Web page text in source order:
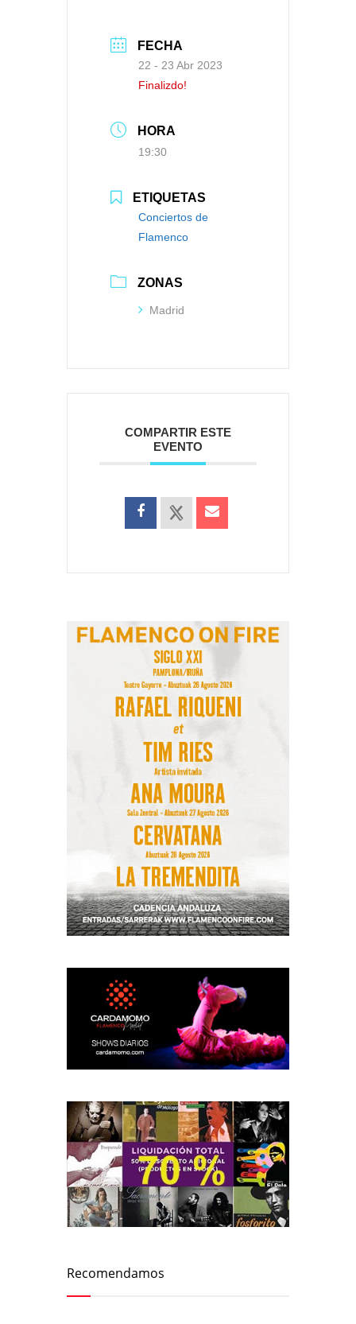
FECHA
22 - 23 Abr 2023
Finalizdo!
HORA
19:30
ETIQUETAS
Conciertos de
Flamenco
ZONAS
Madrid
COMPARTIR ESTE
EVENTO
Recomendamos